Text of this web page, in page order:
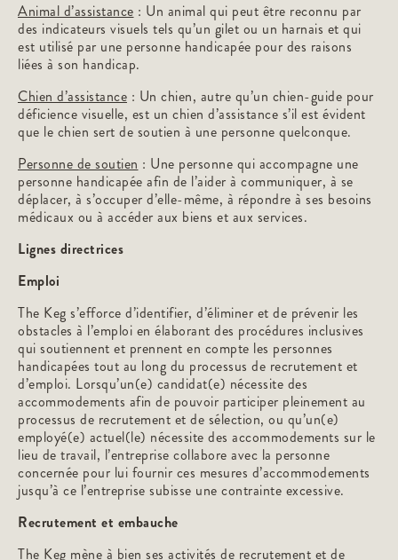
Animal d’assistance : Un animal qui peut être reconnu par
des indicateurs visuels tels qu’un gilet ou un harnais et qui
est utilisé par une personne handicapée pour des raisons
liées à son handicap.
Chien d’assistance : Un chien, autre qu’un chien-guide pour
déficience visuelle, est un chien d’assistance s’il est évident
que le chien sert de soutien à une personne quelconque.
Personne de soutien : Une personne qui accompagne une
personne handicapée afin de l’aider à communiquer, à se
déplacer, à s’occuper d’elle-même, à répondre à ses besoins
médicaux ou à accéder aux biens et aux services.
Lignes directrices
Emploi
The Keg s’efforce d’identifier, d’éliminer et de prévenir les
obstacles à l’emploi en élaborant des procédures inclusives
qui soutiennent et prennent en compte les personnes
handicapées tout au long du processus de recrutement et
d’emploi. Lorsqu’un(e) candidat(e) nécessite des
accommodements afin de pouvoir participer pleinement au
processus de recrutement et de sélection, ou qu’un(e)
employé(e) actuel(le) nécessite des accommodements sur le
lieu de travail, l’entreprise collabore avec la personne
concernée pour lui fournir ces mesures d’accommodements
jusqu’à ce l’entreprise subisse une contrainte excessive.
Recrutement et embauche
The Keg mène à bien ses activités de recrutement et de